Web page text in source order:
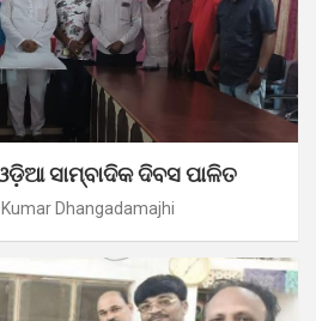
ସାମ୍ବାଦିକ ଦିବସ ପାଳିତ
Dhangadamajhi